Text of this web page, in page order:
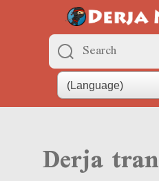
Derja